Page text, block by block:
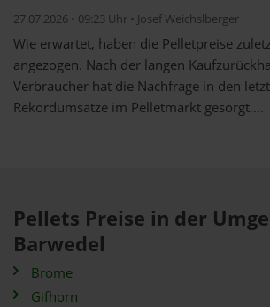
27.07.2026 • 09:23 Uhr • Josef Weichslberger
Wie erwartet, haben die Pelletpreise
angezogen. Nach der langen
Verbraucher hat die Nachfrage in den
Rekordumsätze im Pelletmarkt gesorgt....
Pellets Preise in der
Barwedel
Brome
Gifhorn